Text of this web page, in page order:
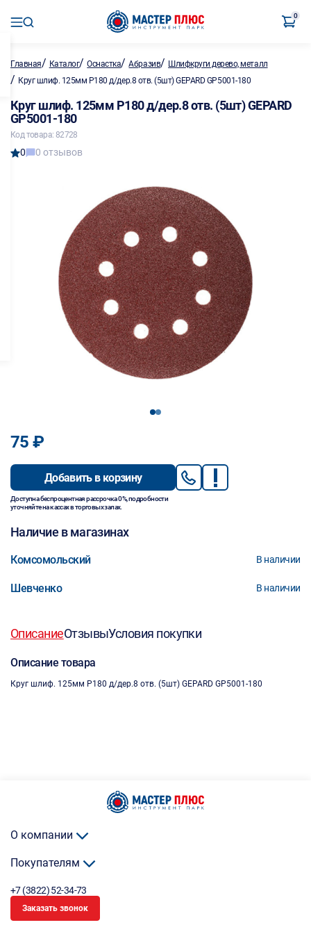
0
Главная/ Каталог/Оснастка/Абразив/ Шлифкруги дерево, металл
/ Круг шлиф. 125мм P180 д/дер.8 отв. (5шт) GEPARD GP5001-180
Круг шлиф. 125мм P180 д/дер.8 отв. (5шт) GEPARD
GP5001-180
Код товара: 82728
0 0 отзывов
12
75 ₽
Добавить в корзину
Доступна беспроцентная рассрочка 0%, подробности
уточняйте на кассах в торговых залах.
Наличие в магазинах
Комсомольский В наличии
Шевченко В наличии
ОписаниеОтзывыУсловия покупки
Описание товара
Круг шлиф. 125мм P180 д/дер.8 отв. (5шт) GEPARD GP5001-180
О компании
Покупателям
+7 (3822) 52-34-73
Заказать звонок